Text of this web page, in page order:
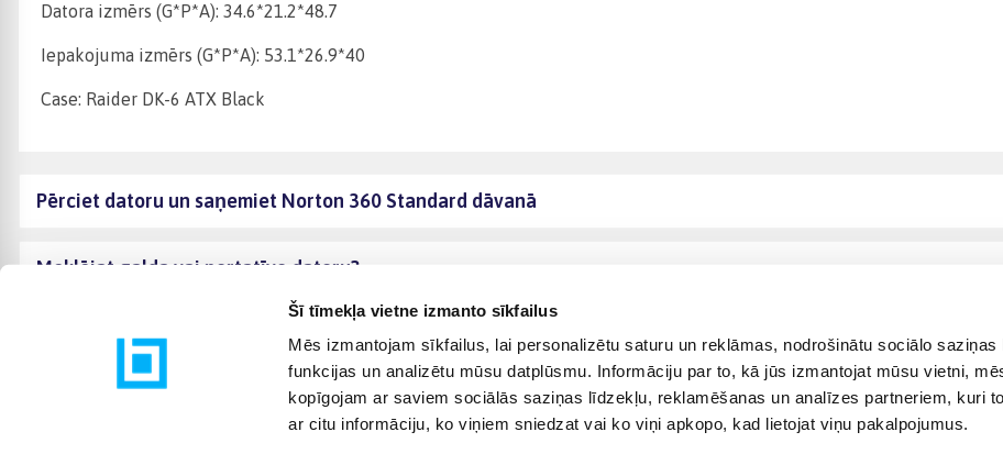
Šī tīmekļa vietne izmanto sīkfailus
Mēs izmantojam sīkfailus, lai personalizētu saturu un reklāmas, nodrošinātu sociālo saziņas
funkcijas un analizētu mūsu datplūsmu. Informāciju par to, kā jūs izmantojat mūsu vietni,
kopīgojam ar saviem sociālās saziņas līdzekļu, reklamēšanas un analīzes partneriem, kuri
ar citu informāciju, ko viņiem sniedzat vai ko viņi apkopo, kad lietojat viņu pakalpojumus.
Datora izmērs (G*P*A): 34.6*21.2*48.7
Iepakojuma izmērs (G*P*A): 53.1*26.9*40
Case: Raider DK-6 ATX Black
Pērciet datoru un saņemiet Norton 360 Standard dāvanā
Meklējat galda vai portatīvo datoru?